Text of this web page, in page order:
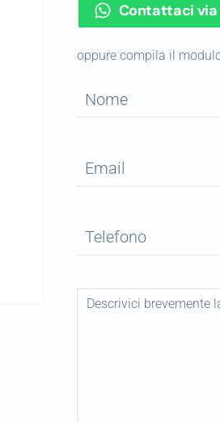
Contattaci
oppure compila il